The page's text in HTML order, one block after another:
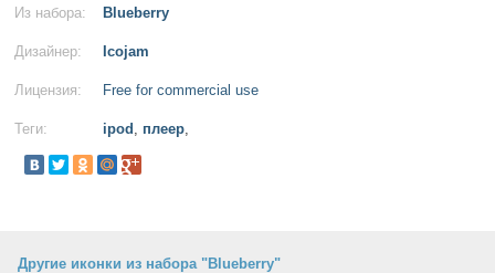
Из набора: Blueberry
Дизайнер: Icojam
Лицензия: Free for commercial use
Теги: ipod , плеер,
Другие иконки из набора "Blueberry"